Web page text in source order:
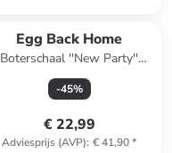
Egg Back Home
Boterschaal ''New Party''
lichtroze - (B)19 x (H)7,5 x
(D)13 cm
-45%
€ 22,99
Adviesprijs (AVP): € 41,90*